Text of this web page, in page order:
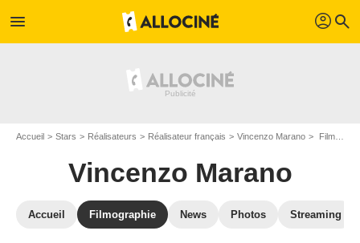
menu profil search
Accueil Stars Réalisateurs Réalisateur français Vincenzo Marano Filmographie Vincenzo Marano
Vincenzo Marano
Accueil Filmographie News Photos Streaming